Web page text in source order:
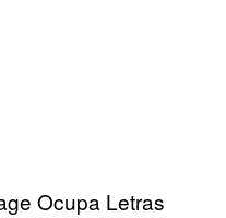
Ocupa Letras